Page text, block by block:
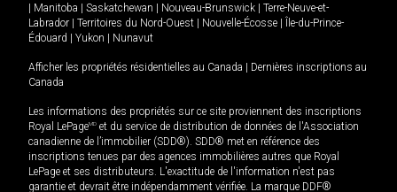
| Manitoba | Saskatchewan | Nouveau-Brunswick | Terre-Neuve-et-
Labrador | Territoires du Nord-Ouest | Nouvelle-Écosse | Île-du-Prince-
Édouard | Yukon | Nunavut
Afficher les propriétés résidentielles au Canada | Dernières inscriptions au
Canada
Les informations des propriétés sur ce site proviennent des inscriptions
Royal LePageMD et du service de distribution de données de l'Association
canadienne de l’immobilier (SDD®). SDD® met en référence des
inscriptions tenues par des agences immobilières autres que Royal
LePage et ses distributeurs. L'exactitude de l'information n'est pas
garantie et devrait être indépendamment vérifiée. La marque DDF®